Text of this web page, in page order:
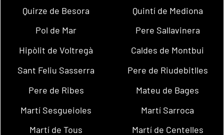
Quirze de Besora
Quintí de Mediona
Pol de Mar
Pere Sallavinera
Hipòlit de Voltregà
Caldes de Montbui
Sant Feliu Sasserra
Pere de Riudebitlles
Pere de Ribes
Mateu de Bages
Martí Sesgueioles
Martí Sarroca
Martí de Tous
Martí de Centelles